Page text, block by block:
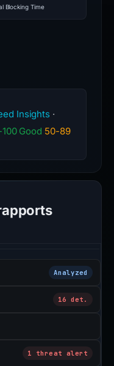
Blocking Time
Insights ·
Good 50-89
Analyzed
16 det.
1 threat alert